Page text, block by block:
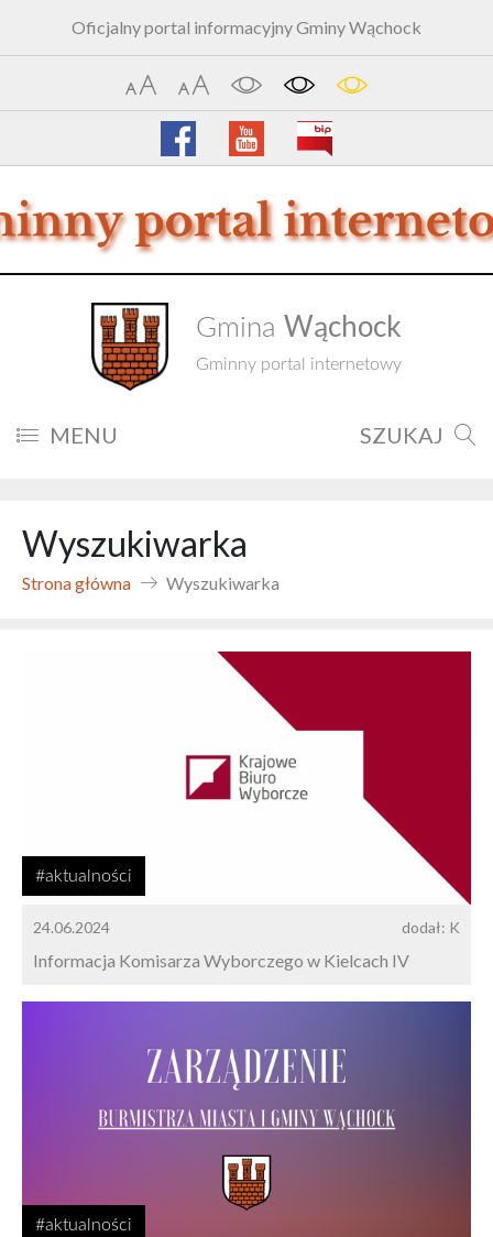
Oficjalny portal informacyjny Gminy Wąchock
Gmina Wąchock
Gminny portal internetowy
MENU SZUKAJ
Wyszukiwarka
Strona główna Wyszukiwarka
#aktualności
24.06.2024 dodał: K
Informacja Komisarza Wyborczego w Kielcach IV
#aktualności